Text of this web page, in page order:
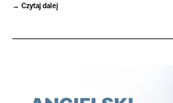
Czytaj dalej